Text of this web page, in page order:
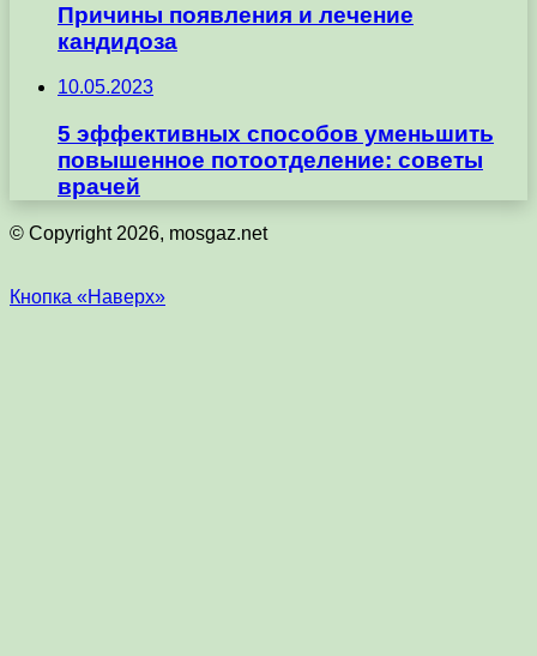
Причины появления и лечение
кандидоза
10.05.2023
5 эффективных способов уменьшить
повышенное потоотделение: советы
врачей
© Copyright 2026, mosgaz.net
Кнопка «Наверх»